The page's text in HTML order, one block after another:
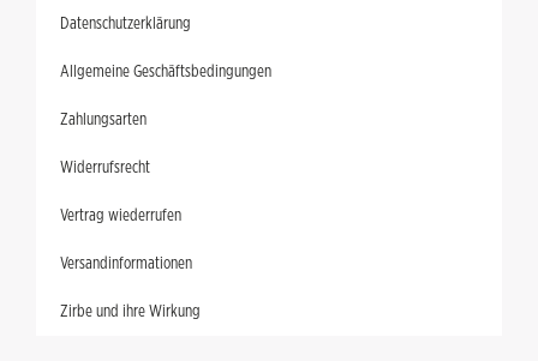
Datenschutzerklärung
Allgemeine Geschäftsbedingungen
Zahlungsarten
Widerrufsrecht
Vertrag wiederrufen
Versandinformationen
Zirbe und ihre Wirkung